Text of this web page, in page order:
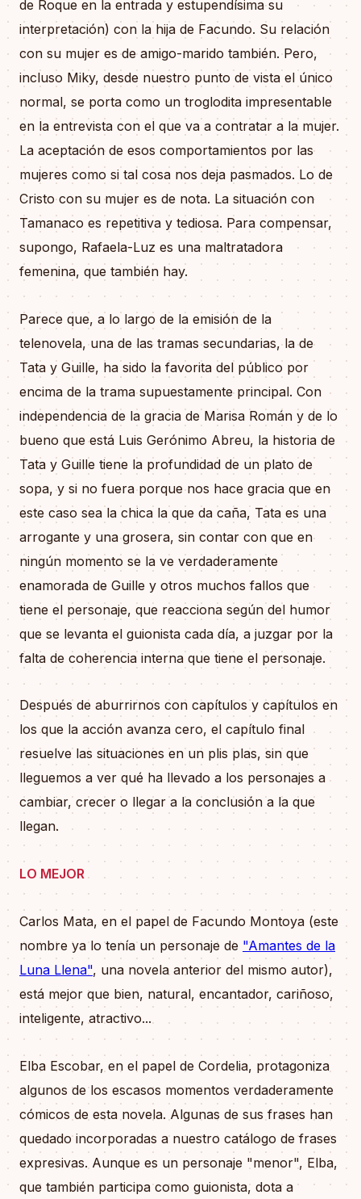
de Roque en la entrada y estupendísima su
interpretación) con la hija de Facundo. Su relación
con su mujer es de amigo-marido también. Pero,
incluso Miky, desde nuestro punto de vista el único
normal, se porta como un troglodita impresentable
en la entrevista con el que va a contratar a la mujer.
La aceptación de esos comportamientos por las
mujeres como si tal cosa nos deja pasmados. Lo de
Cristo con su mujer es de nota. La situación con
Tamanaco es repetitiva y tediosa. Para compensar,
supongo, Rafaela-Luz es una maltratadora
femenina, que también hay.
Parece que, a lo largo de la emisión de la
telenovela, una de las tramas secundarias, la de
Tata y Guille, ha sido la favorita del público por
encima de la trama supuestamente principal. Con
independencia de la gracia de Marisa Román y de lo
bueno que está Luis Gerónimo Abreu, la historia de
Tata y Guille tiene la profundidad de un plato de
sopa, y si no fuera porque nos hace gracia que en
este caso sea la chica la que da caña, Tata es una
arrogante y una grosera, sin contar con que en
ningún momento se la ve verdaderamente
enamorada de Guille y otros muchos fallos que
tiene el personaje, que reacciona según del humor
que se levanta el guionista cada día, a juzgar por la
falta de coherencia interna que tiene el personaje.
Después de aburrirnos con capítulos y capítulos en
los que la acción avanza cero, el capítulo final
resuelve las situaciones en un plis plas, sin que
lleguemos a ver qué ha llevado a los personajes a
cambiar, crecer o llegar a la conclusión a la que
llegan.
LO MEJOR
Carlos Mata, en el papel de Facundo Montoya (este
nombre ya lo tenía un personaje de "Amantes de la
Luna Llena", una novela anterior del mismo autor),
está mejor que bien, natural, encantador, cariñoso,
inteligente, atractivo...
Elba Escobar, en el papel de Cordelia, protagoniza
algunos de los escasos momentos verdaderamente
cómicos de esta novela. Algunas de sus frases han
quedado incorporadas a nuestro catálogo de frases
expresivas. Aunque es un personaje "menor", Elba,
que también participa como guionista, dota a